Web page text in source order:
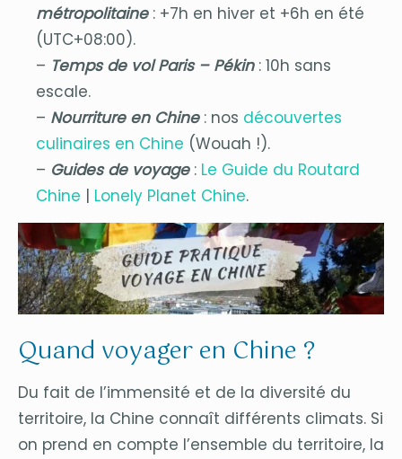
métropolitaine: +7h en hiver et +6h en été
(UTC+08:00).
– Temps de vol Paris – Pékin: 10h sans
escale.
– Nourriture en Chine: nos découvertes
culinaires en Chine (Wouah !).
– Guides de voyage: Le Guide du Routard
Chine
Lonely Planet Chine.
Quand voyager en Chine ?
Du fait de l’immensité et de la diversité du
territoire, la Chine connaît différents climats. Si
on prend en compte l’ensemble du territoire, la